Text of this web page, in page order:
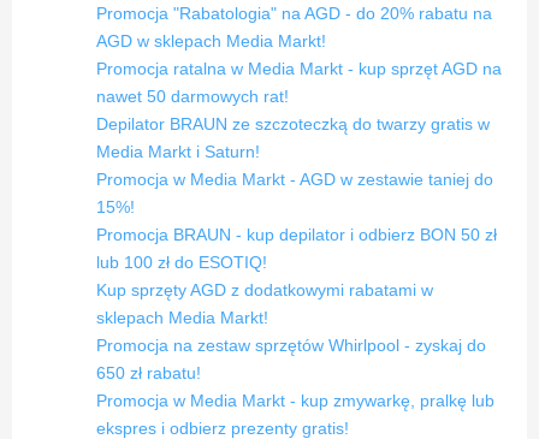
Promocja "Rabatologia" na AGD - do 20% rabatu na
AGD w sklepach Media Markt!
Promocja ratalna w Media Markt - kup sprzęt AGD na
nawet 50 darmowych rat!
Depilator BRAUN ze szczoteczką do twarzy gratis w
Media Markt i Saturn!
Promocja w Media Markt - AGD w zestawie taniej do
15%!
Promocja BRAUN - kup depilator i odbierz BON 50 zł
lub 100 zł do ESOTIQ!
Kup sprzęty AGD z dodatkowymi rabatami w
sklepach Media Markt!
Promocja na zestaw sprzętów Whirlpool - zyskaj do
650 zł rabatu!
Promocja w Media Markt - kup zmywarkę, pralkę lub
ekspres i odbierz prezenty gratis!